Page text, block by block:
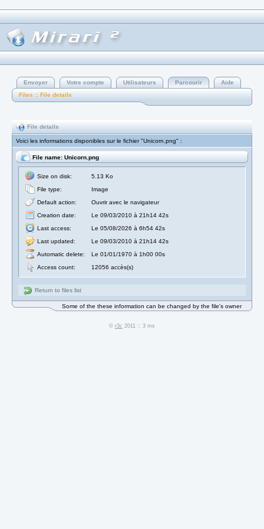
Envoyer Votre compte Utilisateurs Parcourir
Aide
Files :: File details
File details
Voici les informations disponibles sur le fichier "Unicorn.png" :
File name: Unicorn.png
Size on disk:
5.13 Ko
File type:
Image
Default action:
Ouvrir avec le navigateur
Creation date:
Le 09/03/2010 à 21h14 42s
Last access:
Le 05/08/2026 à 6h54 42s
Last updated:
Le 09/03/2010 à 21h14 42s
Automatic delete:
Le 01/01/1970 à 1h00 00s
Access count:
12056 accès(s)
Return to files list
Some of the these information can be changed by the file's owner
© r3c 2011 :: 3 ms